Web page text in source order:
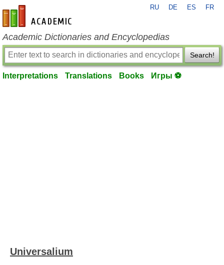
en-academic.com
RU DE ES FR
Academic Dictionaries and Encyclopedias
Search!
Interpretations Translations Books Игры ⚽
Universalium